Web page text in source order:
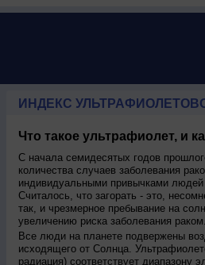
ИНДЕКС
Что такое ультрафиолет, и
С начала семидесятых годов
количества случаев заболевания
индивидуальными привычками
Считалось, что загорать - это,
так, и чрезмерное пребывание на
увеличению риска заболевания
Все люди на планете подвержены
исходящего от Солнца.
радиация) соответствует диапазону